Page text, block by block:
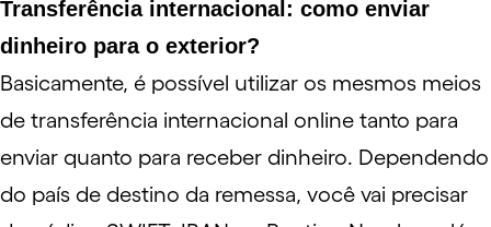
Transferência internacional: como enviar
dinheiro para o exterior?
Basicamente, é possível utilizar os mesmos meios
de transferência internacional online tanto para
enviar quanto para receber dinheiro. Dependendo
do país de destino da remessa, você vai precisar